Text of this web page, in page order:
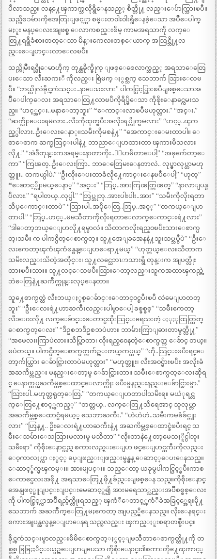
ပဳလာသည္။ လန္႔ေၾကာက္သလိုရွိေနသည့္ စိတ္တို႔ လည္းေပ်ာက္သြားၿပီ။
သည္ကိစၥမ်ားကိုအေတြးျဖင့္သာ စမ္းတ၀ါး၀ါးရွိေနခဲ့ေသာ အပ်ိဳေပါက္
မႏူး မနပ္ေလးအျဖစ္မွ ေလာကစည္းစိမ္ ကာမအရသာကို လက္ေ
တြ႔ရရွိခံစားတတ္ေသာ မိန္းကေလးတစ္ေယာက္ အသြင္သို႔လ
ည္းေျပာင္းလာေလၿပီ။
သည္လိုမ်ိဳးရင္ဖိုေမာဟိုက္ တုန္တခိုက္ခိုက္ ျဖစ္ေစေလာက္သည့္ အရသာေတြေ
ပးေသာ လီးႀကးီ ကိုလည္း စြဲမက္ ႏွစ္သက္ သေဘာက် သြားေလၿ
ပီ။ “ဘယ္လိုလဲခိုင္ၾကဴသင္း..နာေသးလား” ပါကင္ပြင့္သြားၿပီျဖစ္ေသာအ
ပ်ိဳေပါက္ေလး အရသာေတြ႔လာၿပီကိုရိပ္မိေသာ ကိုစိုးေနာင္ကေမးသ
ည္။ “ဟင့္အင္း..မနာေတာ့ဘူး” “ေကာင္းလာၿပီမဟုတ္လား.” “အင္း.”
“ဆက္လိုးေပးရမလား..လီးကိုထုတ္ၿပီးအလိုးရပ္လိုက္ရမလား” “ဟင့္..ၾက
ည့္ပါလား..ဦးေလးေနာ္။သမီးကိုမစနဲ႔” “အေကာင္းေမးတာပါ။ ေ
စာေစာက ဆက္မသြင္းပါနဲ႔ ဘာညာေျပာထားတာ ၾကားမိသလား
လို႔.” “အဲဒီတုန္းကအရမ္းနာတာကိုး..ေျပာမိတာေပါ့” “အခုက်ေတာ့ေ
ကာ” “ကြၽတ္..ဦးေလးကြာ.. ဘာေတြေမးေနတာလဲ.. လုပ္မွာလုပ္တာမဟု
တ္ဘူး.. တကယ္ပါပဲ.” “ဦးလိုးေပးတာခံလို႔ေကာင္းေနၿပီေပါ့” “ဟုတ္”
“ေဆာင့္လိုးမယ္ေနာ္” “အင္း” “ဘြပ္..အားကြၽတ္ကြၽတ္” “နာလာျပန္ၿ
ပီလား.” “ရပါတယ္..လုပ္ပါ.” “ဘြပ္ဘုဘု..အားပါးပါး..အား” “သမီးကိုလိုးရတာ
သိပ္ေကာင္းတာပဲ” “သြားပါ..အပိုေတြ..ဘြပ္..အင့္” “တကယ္ေျပာ
တာပါ.” “ဘြပ္..ဟင့္..မမသီတာကိုလိုးရတာေလာက္ေကာင္းရဲ႔လား”
“ဒါေတာ့ဘယ္ေျပာလို႔ရမွာလဲ။ သီတာကလိုးရည္၀ၿပီးသားေစာက္ပ
တ္၊သမီး က ပါကင္ပိတ္ေစာက္ပတ္။ သူ႔အေျခအေနနဲ႔သူ၊သပ္သပ္စီပဲ” “ဦးေ
လးကေတာ့ၾကံၾကံဖန္ဖန္ေျပာေရာ႔မယ္” “ဟုတ္တယ္ေလ။သီတာက
သမီးလည္းသိတဲ့အတိုင္း၊ သူ႔လင္သေဘၤာသားရွိ တုန္းက အျပတ္လိုး
ထားၿပီးသား။ သူ႔လင္ေသၿပီးသြားေတာ့လည္းသူကအထာၾကည္တဲ့
ဘဲေတြနဲ႔ႀကိဳက္ကုန္းလုပ္ေနတာ။
သူ႔ေစာက္ပတ္ထဲ လီးဘယ္ႏွစ္ေခ်ာင္းေတာင္၀င္ၿပီးၿပီ လဲမေျပာတတ္
ဘူး” “ဦးေလးရဲ႔ဟာႀကီးလည္းပါမွာေပါ့ ခစ္ခစ္ခစ္” “သမီးကေတာ့
လီးေ၀းလို႔ လက္ေခ်ာင္းေတာင္မထိုးသြင္းရေသးတဲ့ ႏုႏုထြတ္ထြတ္
ေစာက္ပတ္ေလး” “ဒီဥစၥာဒီဥစၥာပဲဟာ။ ဘာမ်ားကြာျခားတာမွတ္လို႔”
“အမေလး၊ကြာပဲလား။သိပ္ကြာတာ၊ လိုးရည္၀ေနတဲ့ေစာက္ပတ္က ေခ်ာင္ တယ္။
ၿပဲတယ္။ ပါကင္ပိတ္ေစာက္ပတ္ကက်ဥ္းတယ္ၾကပ္တယ္” “ဟို..သြင္းၿပီးရင္ေ
တာ့က်ယ္သြား ေခ်ာင္သြားတာပဲမဟုတ္လား” “မဟုတ္ဘူး၊ လီးအ၀င္မ်ားၿပီး အလိုးခံ
အႀကိမ္လည္း မနည္းေတာ့မွ ေခ်ာင္သြားတာ။ သမီးေစာက္ပတ္ေလးဆိုရ
င္ ေနာက္ထပ္အႀကိမ္တစ္ေထာင္ေလာက္လိုး ၿပီးမွနည္းနည္းေခ်ာင္သြားမွာ.”
“သြားပါ..မဟုတ္တရုတ္ေတြ.” “တကယ္ေျပာတာပါသမီးရ။ မယံုရင္လ
က္ေတြ႔ေစာင့္ၾကည့္” “တတ္တယ္.. လက္ေတြ႔သိရေအာင္ သူလုပ္တာ
အႀကိမ္တစ္ေထာင္ခံရမယ့္ သေဘာႀကီး.” “ဟဲဟဲဟဲ..သမီးကမခံခ်င္ဘူး
လား” “ဟြန္႔.. ဦးေလးရဲ႔ဟာႀကီးနဲ႔ အႀကိမ္တစ္ေထာင္ခံၿပီးရင္ သ
မီးေသမ်ားေသသြားမလားမွ မသိတာ” “လိုးတာနဲ႔ေတာ့မေသႏိူင္ပါဘူး
သမီးရာ” ကိုစိုးေနာင္သည္ စကားလည္းေျပာ ဖင္ေျပာင္ႀကီးကိုလည္း
ေ၀့ကာလႈပ္ကာ ႏွင့္ ခပ္ျဖည္းျဖည္းမွန္မွန္ ေဆာင့္ေပးေနသည္။
ေဆာင့္ခ်က္မၾကမ္း။ အားမျပင္း။ သည္ေတာ့ ယခုမွပါကင္ပြင့္ၿပီးကာစ
ေကာင္မေလးအဖို႔ အရသာေတြ႔ဖို႔ခ်ည္းျဖစ္ေန သည္။ကိုစိုးေနာင္
အေနျဖင့္မူျပင္းျပင္းမေဆာင့္ရ၍ အားမရေသာ္လည္းအပ်ိဳစစ္စစ္ေလး
ကို ပါကင္ဖြင့္ကာအပ်ိဳရည္ဖ်က္လိုးရသည့္ ၾကံဳေတာင့္ၾကံဳခဲအခြင့္အေရးမို႔
သေဘာက် အႀကိဳက္ေတြ႔မႈကေတာ့ အျပည့္ရွိေနသည္။ လိုးေနရင္း
စကားအျပန္အလွန္ေျပာေနရ သည္ကလည္း ၾကည္ႏူးစရာတစ္မ်ိဳးပင္။
ခိုင္ၾကဴသင္းမွာလည္းမိမိေစာက္ပတ္ႏွင့္ျမသီတာေစာက္ပတ္တို႔ကို တ
စ္တစ္ ခြခြႏႈိင္းယွဥ္ေျပာျပေသာ ကိုစိုးေနာင္၏စကားတို႔ေၾကာင့္